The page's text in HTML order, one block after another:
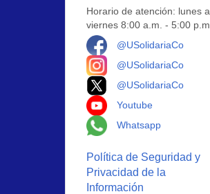
Horario de atención: lunes a
viernes 8:00 a.m. - 5:00 p.m.
@USolidariaCo
@USolidariaCo
@USolidariaCo
Youtube
Whatsapp
Política de Seguridad y
Privacidad de la
Información